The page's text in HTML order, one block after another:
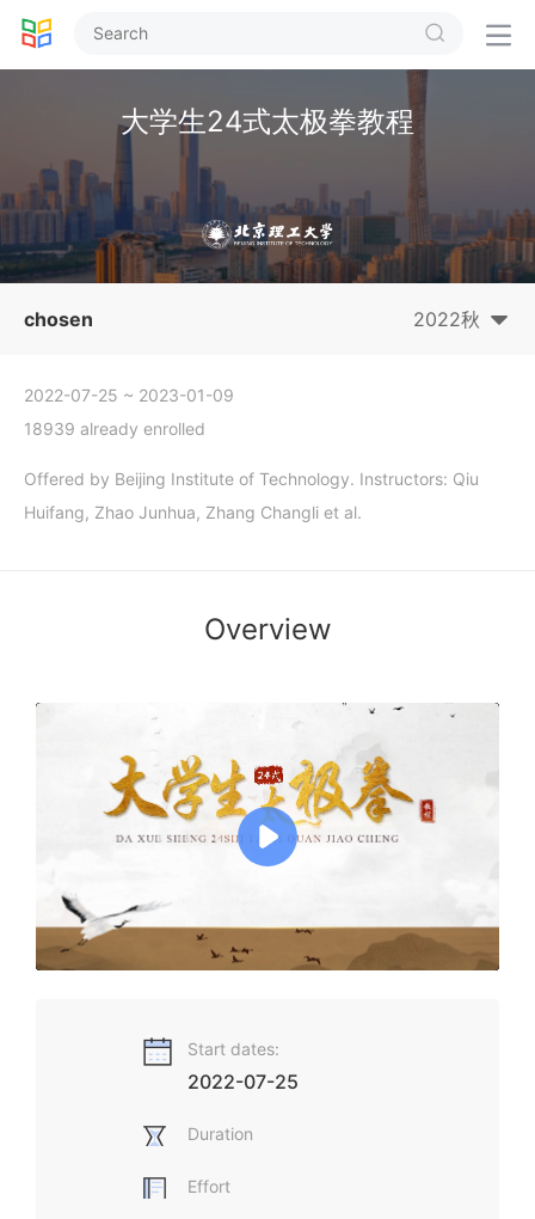
 
大学生24式太极拳教程
chosen 2022秋
2022-07-25 ~ 2023-01-09
18939 already enrolled
Offered by Beijing Institute of Technology. Instructors: Qiu
Huifang, Zhao Junhua, Zhang Changli et al.
Overview
极命名拳术，象征着太极拳的拳法、拳理包罗一阴一阳、天地
的特点诠释了太极拳核心的运动理念。24式太极拳也叫简化太
极拳，虽然它只有24个动作，但却是汲取了杨式太极拳之精
华，其内容精炼，动作规范，充分体现了太极拳的运动特点。
24式太极拳是高校体育课的必选项目之一，本课程是专门为大
让大家尽快掌握和熟悉太极拳的基本原理，并流畅的完成24式
太极拳的动作演练！
Start dates:
2022-07-25
Duration
Effort